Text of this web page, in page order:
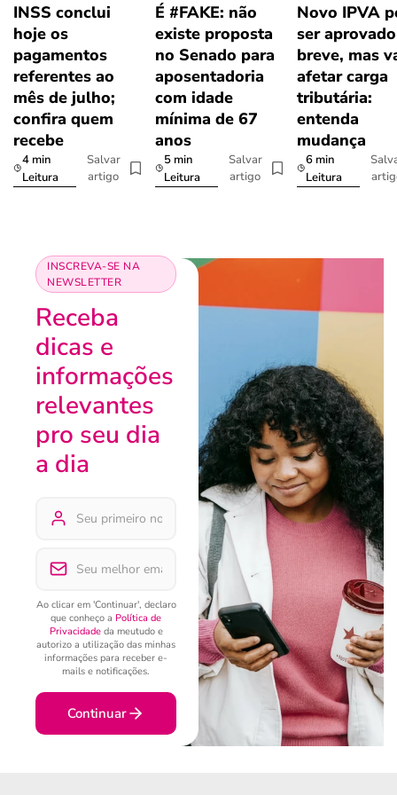
INSS conclui
hoje os
pagamentos
referentes ao
mês de julho;
confira quem
recebe
4 min
Leitura
Salvar
artigo
É #FAKE: não
existe proposta
no Senado para
aposentadoria
com idade
mínima de 67
anos
5 min
Leitura
Salvar
artigo
Novo IPVA
ser
breve, mas
afetar carga
tributária:
entenda
mudança
6 min
Leitura
INSCREVA-SE NA
NEWSLETTER
Receba
dicas e
informações
relevantes
pro seu dia
a dia
Ao clicar em 'Continuar', declaro
que conheço a Política de
Privacidadeda meutudo e
autorizo a utilização das minhas
informações para receber e-
mails e notificações.
Continuar